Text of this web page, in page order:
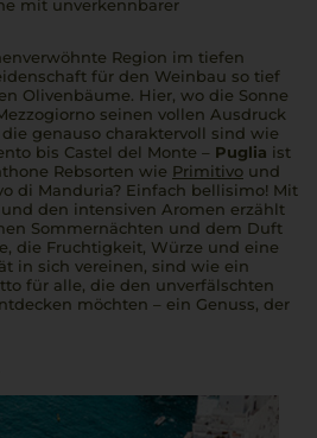
mit unverkennbarer
Region im tiefen
für den Weinbau so tief
Olivenbäume. Hier, wo die Sonne
seinen vollen Ausdruck
genauso charaktervoll sind wie
bis Castel del Monte – Puglia ist
Rebsorten wie Primitivo und
di Manduria? Einfach bellisimo! Mit
den intensiven Aromen erzählt
Sommernächten und dem Duft
die Fruchtigkeit, Würze und eine
in sich vereinen, sind wie ein
für alle, die den unverfälschten
möchten – ein Genuss, der